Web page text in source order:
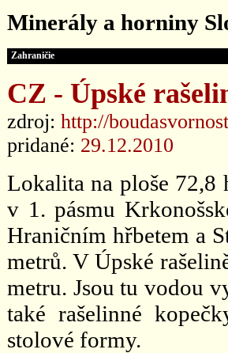
Minerály a horniny
Zahraničie
CZ - Úpské
zdroj: http://
pridané: 29.12.2010
Lokalita na ploše 72,8
v 1. pásmu
Hraničním hřbetem a
metrů. V Úpské
metru. Jsou tu vodou
také rašelinné
stolové formy.